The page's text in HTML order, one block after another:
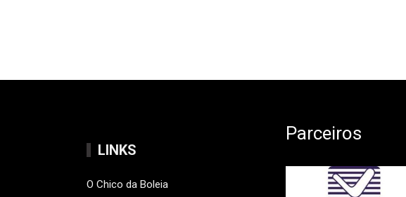
LINKS
O Chico da Boleia
Parceiros